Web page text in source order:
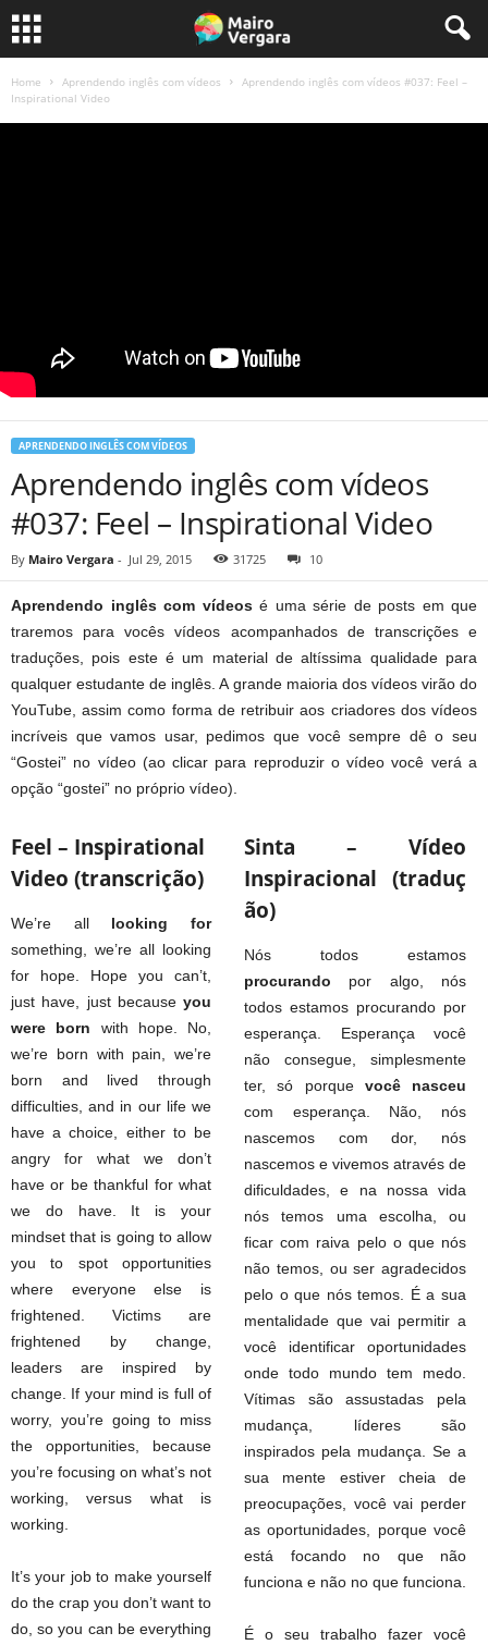
Home Aprendendo inglês com vídeos
Aprendendo inglês com vídeos #037: Feel –
Inspirational Video
APRENDENDO INGLÊS COM VÍDEOS
Aprendendo inglês com vídeos
#037: Feel – Inspirational Video
By Mairo Vergara - Jul 29, 2015 31725 10
Aprendendo inglês com vídeosé uma série de posts em que
traremos para vocês vídeos acompanhados de transcrições e
traduções, pois este é um material de altíssima qualidade para
qualquer estudante de inglês. A grande maioria dos vídeos virão do
YouTube, assim como forma de retribuir aos criadores dos vídeos
incríveis que vamos usar, pedimos que você sempre dê o seu
“Gostei” no vídeo (ao clicar para reproduzir o vídeo você verá a
opção “gostei” no próprio vídeo).
Feel – Inspirational
Video (transcrição)
We’re all looking for
something, we’re all looking
for hope. Hope you can’t,
just have, just because you
were born with hope. No,
we’re born with pain, we’re
born and lived through
difficulties, and in our life we
have a choice, either to be
angry for what we don’t
have or be thankful for what
we do have. It is your
mindset that is going to allow
you to spot opportunities
where everyone else is
frightened. Victims are
frightened by change,
leaders are inspired by
change. If your mind is full of
worry, you’re going to miss
the opportunities, because
you’re focusing on what’s not
working, versus what is
working.
It’s your job to make yourself
do the crap you don’t want to
do, so you can be everything
Sinta – Vídeo
Inspiracional (traduç
ão)
Nós todos estamos
procurando por algo, nós
todos estamos procurando por
esperança. Esperança você
não consegue, simplesmente
ter, só porque você nasceu
com esperança. Não, nós
nascemos com dor, nós
nascemos e vivemos através de
dificuldades, e na nossa vida
nós temos uma escolha, ou
ficar com raiva pelo o que nós
não temos, ou ser agradecidos
pelo o que nós temos. É a sua
mentalidade que vai permitir a
você identificar oportunidades
onde todo mundo tem medo.
Vítimas são assustadas pela
mudança, líderes são
inspirados pela mudança. Se a
sua mente estiver cheia de
preocupações, você vai perder
as oportunidades, porque você
está focando no que não
funciona e não no que funciona.
É o seu trabalho fazer você